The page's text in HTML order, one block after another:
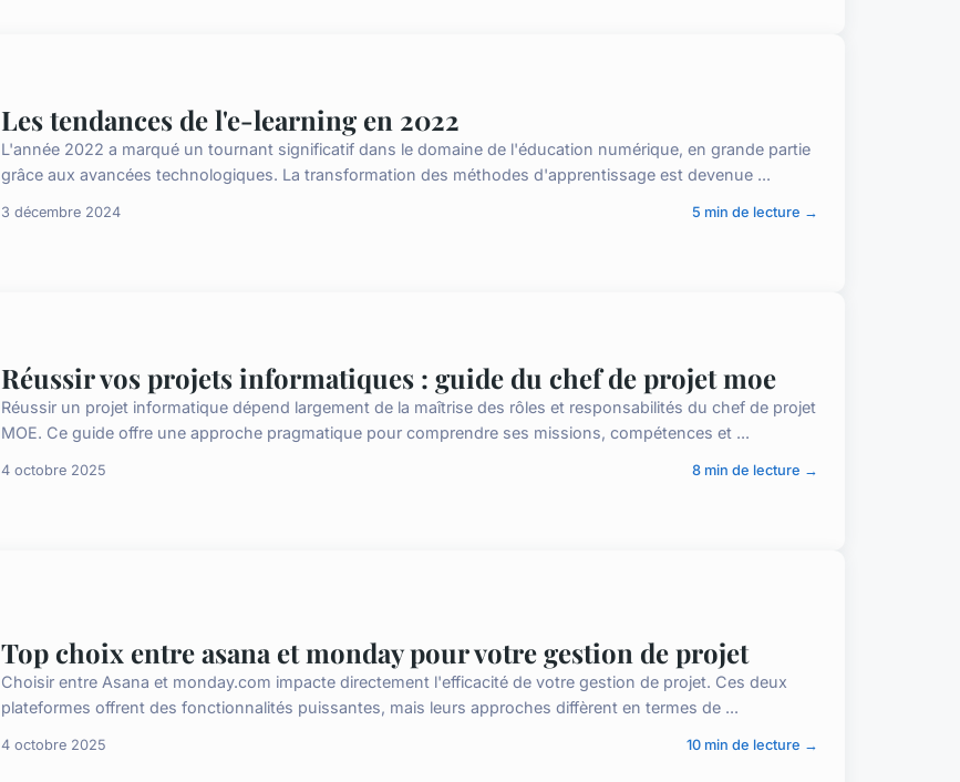
Les tendances de l'e-learning en 2022
L'année 2022 a marqué un tournant significatif dans le domaine de l'éducation numérique, en grande partie
grâce aux avancées technologiques. La transformation des méthodes d'apprentissage est devenue ...
3 décembre 2024 5 min de lecture →
Réussir vos projets informatiques : guide du chef de projet moe
Réussir un projet informatique dépend largement de la maîtrise des rôles et responsabilités du chef de projet
MOE. Ce guide offre une approche pragmatique pour comprendre ses missions, compétences et ...
4 octobre 2025 8 min de lecture →
Top choix entre asana et monday pour votre gestion de projet
Choisir entre Asana et monday.com impacte directement l'efficacité de votre gestion de projet. Ces deux
plateformes offrent des fonctionnalités puissantes, mais leurs approches diffèrent en termes de ...
4 octobre 2025 10 min de lecture →